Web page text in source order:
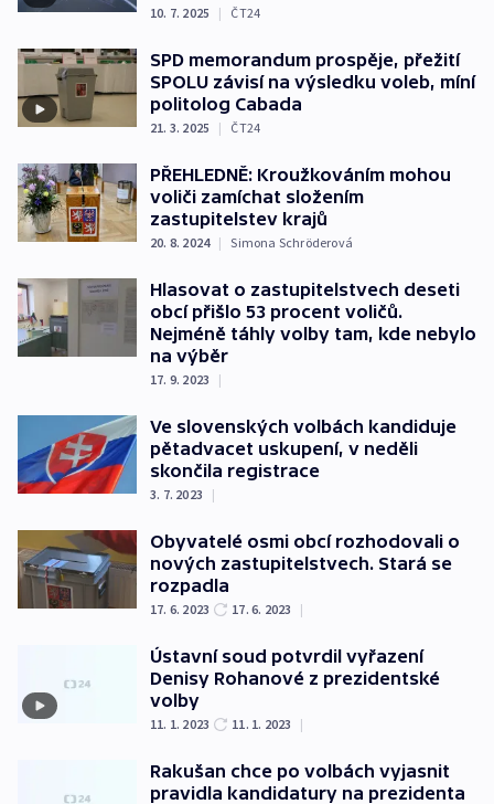
10. 7. 2025 | ČT24
SPD memorandum prospěje, přežití
SPOLU závisí na výsledku voleb, míní
politolog Cabada
21. 3. 2025 | ČT24
PŘEHLEDNĚ: Kroužkováním mohou
voliči zamíchat složením
zastupitelstev krajů
20. 8. 2024 | Simona Schröderová
Hlasovat o zastupitelstvech deseti
obcí přišlo 53 procent voličů.
Nejméně táhly volby tam, kde nebylo
na výběr
17. 9. 2023 |
Ve slovenských volbách kandiduje
pětadvacet uskupení, v neděli
skončila registrace
3. 7. 2023 |
Obyvatelé osmi obcí rozhodovali o
nových zastupitelstvech. Stará se
rozpadla
17. 6. 2023 17. 6. 2023 |
Ústavní soud potvrdil vyřazení
Denisy Rohanové z prezidentské
volby
11. 1. 2023 11. 1. 2023 |
Rakušan chce po volbách vyjasnit
pravidla kandidatury na prezidenta